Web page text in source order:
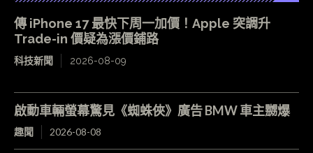
傳 iPhone 17 最快下周一加價！Apple 突調升
Trade-in 價疑為漲價鋪路
科技新聞 2026-08-09
啟動車輛螢幕驚見《蜘蛛俠》廣告 BMW 車主嬲爆
趣聞 2026-08-08